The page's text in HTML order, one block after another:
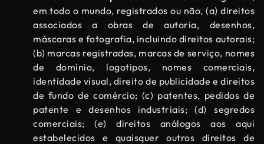
em todo o mundo, registrados ou não, (a) direitos
associados a obras de autoria, desenhos,
máscaras e fotografia, incluindo direitos autorais;
(b) marcas registradas, marcas de serviço, nomes
de domínio, logotipos, nomes comerciais,
identidade visual, direito de publicidade e direitos
de fundo de comércio; (c) patentes, pedidos de
patente e desenhos industriais; (d) segredos
comerciais; (e) direitos análogos aos aqui
estabelecidos e quaisquer outros direitos de